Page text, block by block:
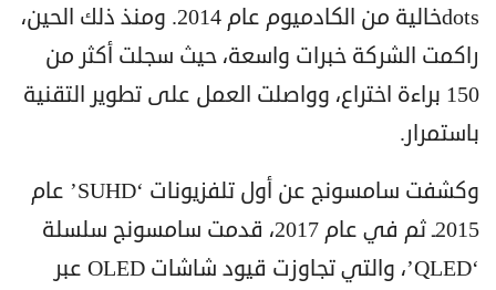
dotsخالية من الكادميوم عام 2014. ومنذ ذلك الحين،
راكمت الشركة خبرات واسعة، حيث سجلت أكثر من
150 براءة اختراع، وواصلت العمل على تطوير التقنية
باستمرار.
وكشفت سامسونج عن أول تلفزيونات ‘SUHD’ عام
2015ـ ثم في عام 2017، قدمت سامسونج سلسلة
‘QLED’، والتي تجاوزت قيود شاشات OLED عبر